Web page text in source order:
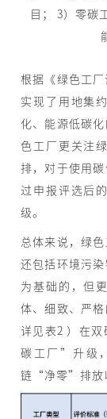
目； 3）零碳
根据《绿色工
实现了用地集
化、能源低碳
色工厂更关注
排，对于使用
过申报评选后
级。
总体来说，绿
还包括环境污
为基础的，但
体、细致、严
详见表2 ）在
碳工厂”升级
链“净零”排放